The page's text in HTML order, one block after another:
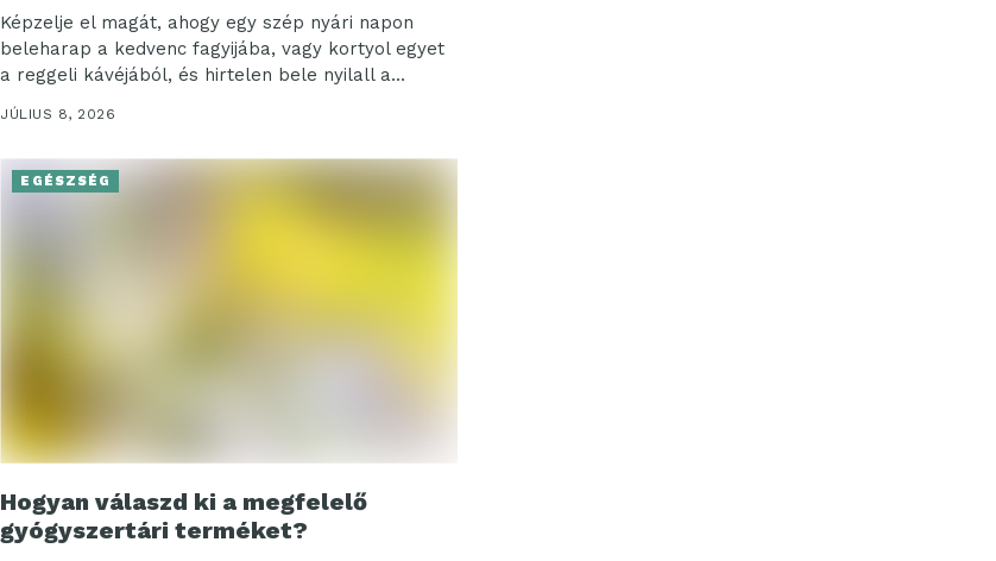
Képzelje el magát, ahogy egy szép nyári napon
beleharap a kedvenc fagyijába, vagy kortyol egyet
a reggeli kávéjából, és hirtelen bele nyilall a...
JÚLIUS 8, 2026
EGÉSZSÉG
Hogyan válaszd ki a megfelelő
gyógyszertári terméket?